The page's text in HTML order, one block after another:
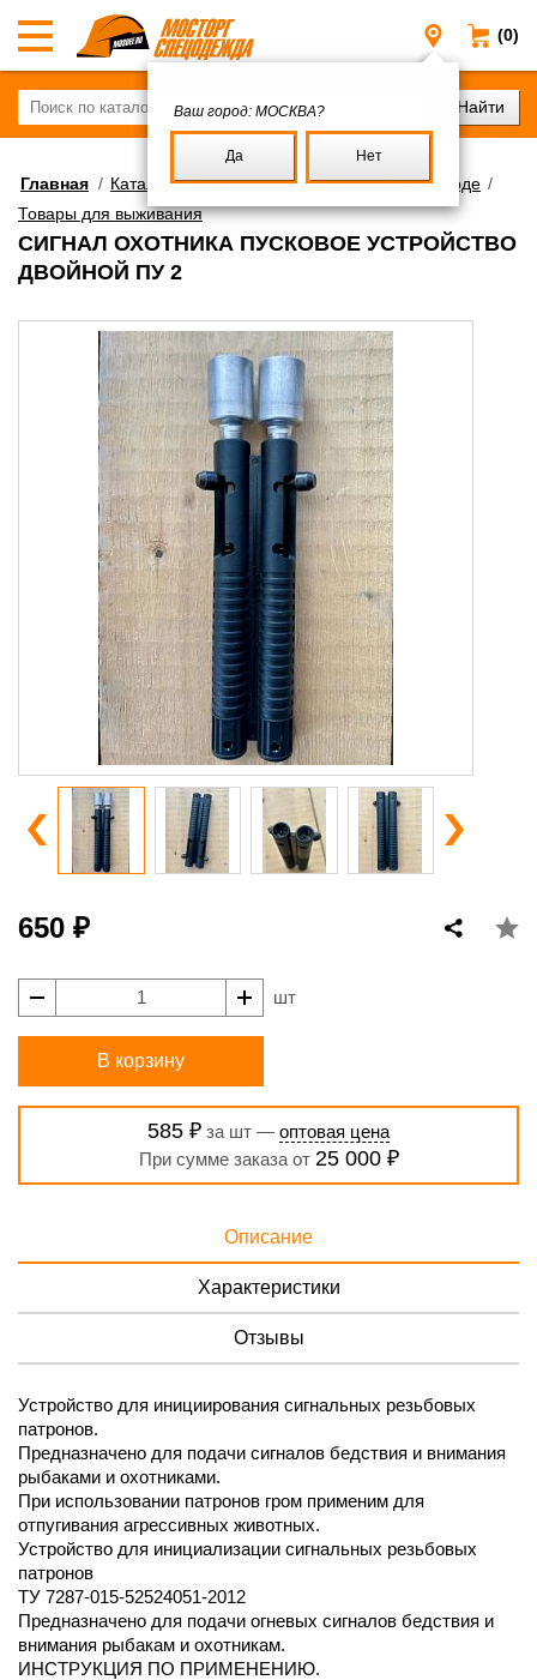
(0)
Москва
Ваш город: МОСКВА?
Да Нет
Главная / Каталог/Снаряжение для отдыха на природе /
Товары для выживания
СИГНАЛ ОХОТНИКА ПУСКОВОЕ УСТРОЙСТВО
ДВОЙНОЙ ПУ 2
650 ₽
шт
В корзину
585 ₽ за шт — оптовая цена
При сумме заказа от 25 000 ₽
Описание
Характеристики
Отзывы
Устройство для инициирования сигнальных резьбовых
патронов.
Предназначено для подачи сигналов бедствия и внимания
рыбаками и охотниками.
При использовании патронов гром применим для
отпугивания агрессивных животных.
Устройство для инициализации сигнальных резьбовых
патронов
ТУ 7287-015-52524051-2012
Предназначено для подачи огневых сигналов бедствия и
внимания рыбакам и охотникам.
ИНСТРУКЦИЯ ПО ПРИМЕНЕНИЮ.